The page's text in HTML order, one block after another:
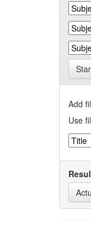
Add
Use